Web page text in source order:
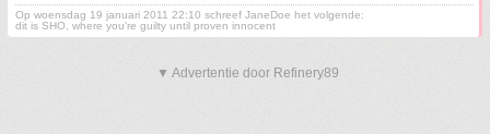
Op woensdag 19 januari 2011 22:10 schreef JaneDoe het volgende:
dit is SHO, where you're guilty until proven innocent
▼ Advertentie door Refinery89